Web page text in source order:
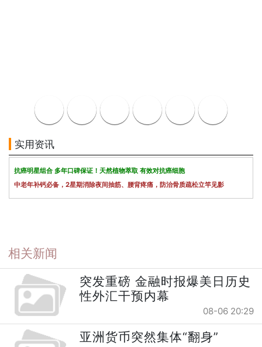
实用资讯
抗癌明星组合 多年口碑保证！天然植物萃取 有效对抗癌细胞
中老年补钙必备，2星期消除夜间抽筋、腰背疼痛，防治骨质疏松立竿见影
相关新闻
突发重磅 金融时报爆美日历史
性外汇干预内幕
08-06 20:29
亚洲货币突然集体“翻身”